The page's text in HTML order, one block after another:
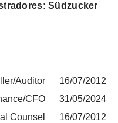
Südzucker
Auditor
16/07/2012
CFO
31/05/2024
Counsel
16/07/2012